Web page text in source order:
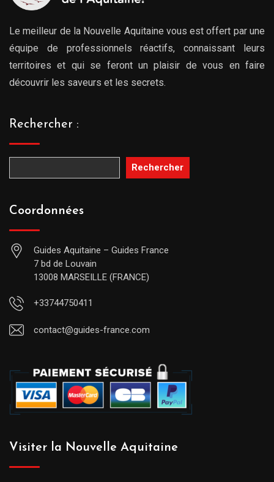
Le meilleur de la Nouvelle Aquitaine vous est offert par une
équipe de professionnels réactifs, connaissant leurs
territoires et qui se feront un plaisir de vous en faire
découvrir les saveurs et les secrets.
Rechercher :
Rechercher
Coordonnées
Guides Aquitaine – Guides France
7 bd de Louvain
13008 MARSEILLE (FRANCE)
+33744750411
contact@guides-france.com
Visiter la Nouvelle Aquitaine